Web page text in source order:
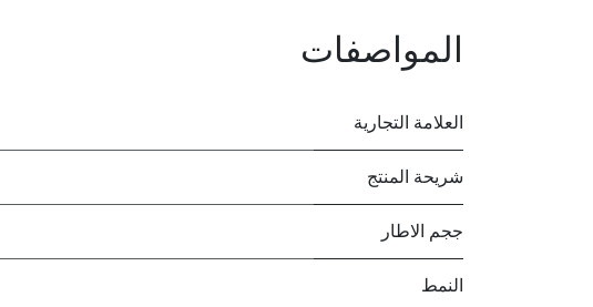
المواصفات
العلامة التجارية
شريحة المنتج
ججم الاطار
النمط